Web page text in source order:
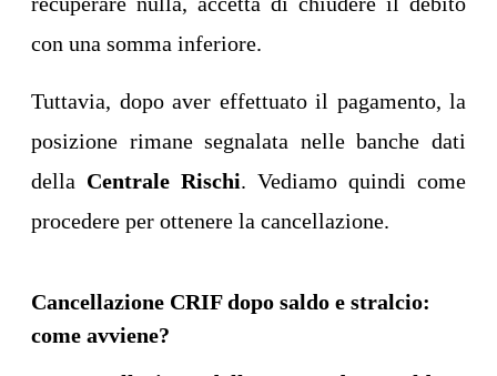
con una somma inferiore.
Tuttavia, dopo aver effettuato il pagamento, la
posizione rimane segnalata nelle banche dati
della Centrale Rischi. Vediamo quindi come
procedere per ottenere la cancellazione.
Cancellazione CRIF dopo saldo e stralcio:
come avviene?